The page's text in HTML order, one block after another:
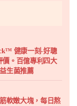
健康一刻-好聰
價。百億專利四大
生菌推薦
軟嫩大塊，每日熬